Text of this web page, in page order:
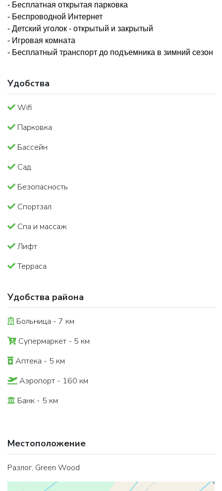
- Бесплатная открытая парковка
- Беспроводной Интернет
- Детский уголок - открытый и закрытый
- Игровая комната
- Бесплатный транспорт до подъемника в зимний сезон
Удобства
Wifi
Парковка
Бассейн
Сад
Безопасность
Спортзал
Спа и массаж
Лифт
Терраса
Удобства района
Больница - 7 км
Супермаркет - 5 км
Аптека - 5 км
Аэропорт - 160 км
Банк - 5 км
Местоположение
Разлог, Green Wood